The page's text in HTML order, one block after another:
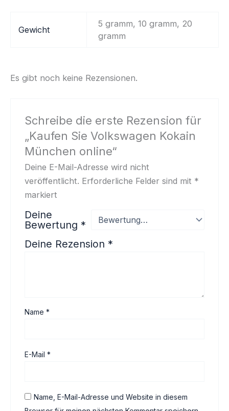
Gewicht
5 gramm, 10 gramm, 20
gramm
Es gibt noch keine Rezensionen.
Schreibe die erste Rezension für
„Kaufen Sie Volkswagen Kokain
München online“
Deine E-Mail-Adresse wird nicht
veröffentlicht. Erforderliche Felder sind mit *
markiert
Deine
Bewertung *
Deine Rezension *
Name*
E-Mail*
Name, E-Mail-Adresse und Website in diesem